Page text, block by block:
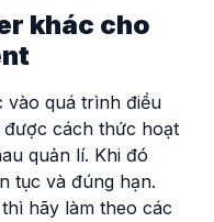
khác cho
vào quá trình điều
được cách thức hoạt
quản lí. Khi đó
tục và đúng hạn.
hãy làm theo các